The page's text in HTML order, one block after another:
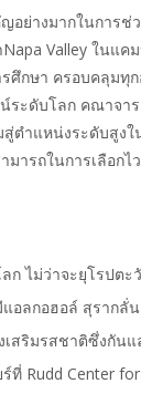
ย่างมากในการ
Napa Valley ใน
ศึกษา ครอบคลุม
ระดับโลก คณาจ
สู่ตำแหน่งระดับสู
ารถในการเลือ
ก ไม่ว่าจะยุโรปต
อลกอฮอล์ สุรากลั่
สริมรสชาติซึ่งกัน
Rudd Center